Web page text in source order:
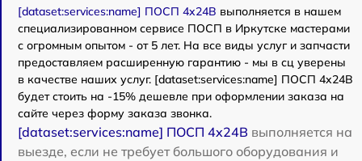
[dataset:services:name] ПОСП 4x24B выполняется в нашем
специализированном сервисе ПОСП в Иркутске мастерами
с огромным опытом - от 5 лет. На все виды услуг и запчасти
предоставляем расширенную гарантию - мы в сц уверены
в качестве наших услуг. [dataset:services:name] ПОСП 4x24B
будет стоить на -15% дешевле при оформлении заказа на
сайте через форму заказа звонка.
[dataset:services:name] ПОСП 4x24B выполняется на
выезде, если не требует большого оборудования и